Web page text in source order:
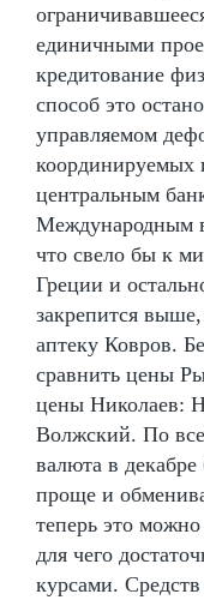
единичными
кредитование
способ это
управляемом
центральным
Международным
что свело бы к
Греции и
закрепится
аптеку Ковров.
сравнить цены
цены Николаев:
Волжский. По
валюта в
проще и
теперь это
для чего
курсами.